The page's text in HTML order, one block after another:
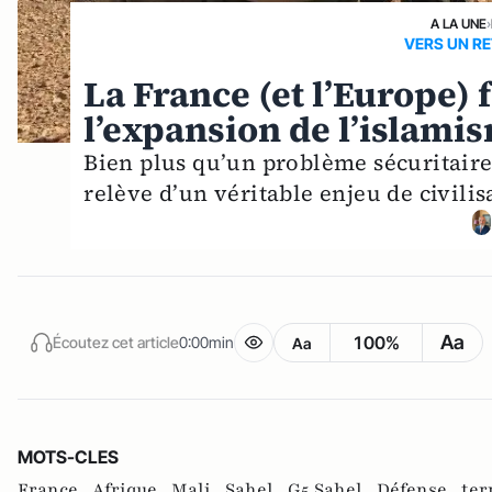
A LA UNE›
VERS UN
La France (et
l’expansion de
Bien plus qu’un problème
relève d’un véritable enjeu de
Écoutez cet article0:00min Aa 100% Aa
MOTS-CLES